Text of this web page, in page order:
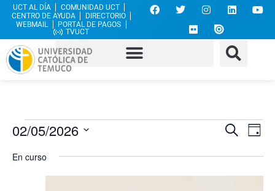
UCT AL DÍA
COMUNIDAD UCT
CENTRO DE AYUDA
DIRECTORIO
WEBMAIL
PORTAL DE PAGOS
TVUCT
de
BuscarDía
02/05/2026
la
fecha.
En curso